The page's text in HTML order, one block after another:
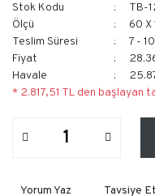
Stok Kodu
TB-
Ölçü
60 X
Teslim Süresi
7 -
Fiyat
Havale
* 2.817,51 TL den başlayan
Yorum Yaz Tavsiye Et